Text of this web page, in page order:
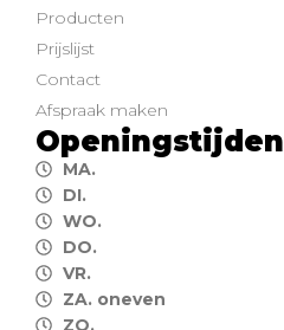
Producten
Prijslijst
Contact
Afspraak maken
Openingstijden
MA.
DI.
WO.
DO.
VR.
ZA. oneven